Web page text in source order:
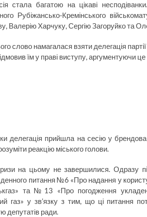
стала багатою на цікаві
Рубіжансько-Кремінського
Валерію Харчуку, Сергію Загоруйко та
слово намагалася взяти делегація
їм у праві виступу, аргументуючи
делегація прийшла на сесію у
реакцію міського голови.
на цьому не завершилися. Одразу
питання №6 «Про надання у
та №13 «Про погодження
газ» у зв’язку з тим, що ці питання
депутатів ради.